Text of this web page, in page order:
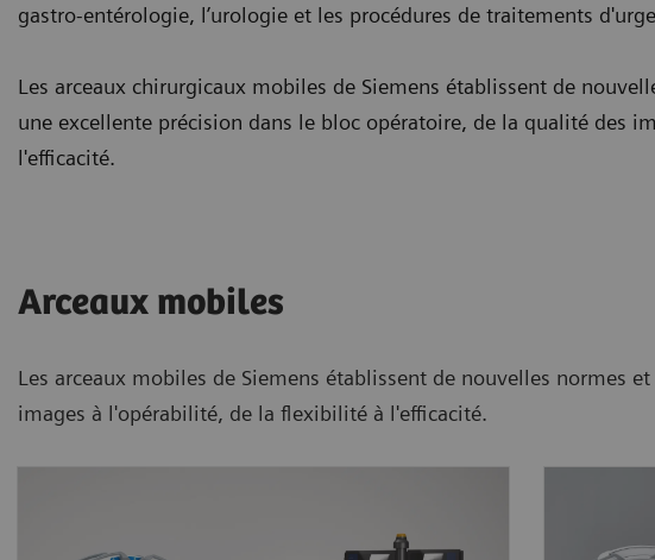
gastro-entérologie, l’urologie et les procédures de traitements
Les arceaux chirurgicaux mobiles de Siemens établissent de
une excellente précision dans le bloc opératoire, de la qualité des
l'efficacité.
Arceaux mobiles
Les arceaux mobiles de Siemens établissent de nouvelles normes
images à l'opérabilité, de la flexibilité à l'efficacité.